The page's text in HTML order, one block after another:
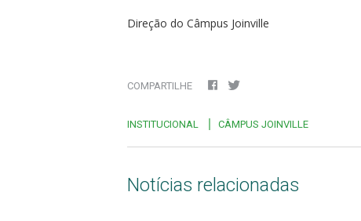
Direção do Câmpus Joinville
COMPARTILHE
INSTITUCIONAL CÂMPUS JOINVILLE
Notícias relacionadas